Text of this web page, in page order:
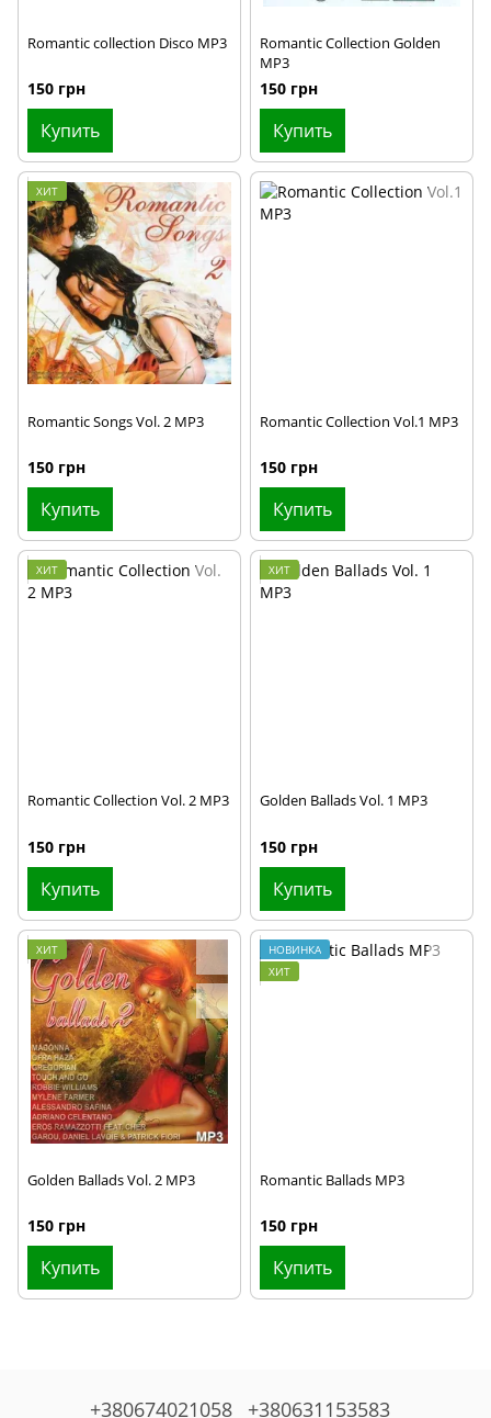
Romantic collection Disco MP3
150 грн
Купить
Romantic Collection Golden
MP3
150 грн
Купить
ХИТ
Romantic Songs Vol. 2 MP3
150 грн
Купить
Romantic Collection Vol.1 MP3
150 грн
Купить
ХИТ
Romantic Collection Vol. 2 MP3
150 грн
Купить
ХИТ
Golden Ballads Vol. 1 MP3
150 грн
Купить
ХИТ
Golden Ballads Vol. 2 MP3
150 грн
Купить
НОВИНКА
ХИТ
Romantic Ballads MP3
150 грн
Купить
+380674021058 +380631153583